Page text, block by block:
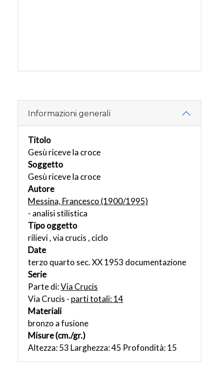
Informazioni generali
Titolo
Gesù riceve la croce
Soggetto
Gesù riceve la croce
Autore
Messina, Francesco (1900/1995)
- analisi stilistica
Tipo oggetto
rilievi , via crucis , ciclo
Date
terzo quarto sec. XX 1953 documentazione
Serie
Parte di:Via Crucis
Via Crucis - parti totali: 14
Materiali
bronzo a fusione
Misure (cm./gr.)
Altezza: 53 Larghezza: 45 Profondità: 15